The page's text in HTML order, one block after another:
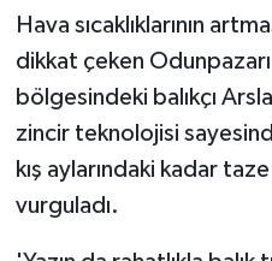
Hava sıcaklıklarının
dikkat çeken
bölgesindeki balıkçı
zincir teknolojisi
kış aylarındaki kadar
vurguladı.